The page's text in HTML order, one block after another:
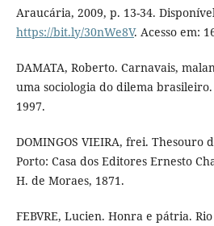
Araucária, 2009, p. 13-34.
https://bit.ly/30nWe8V. Acesso em:
DAMATA, Roberto. Carnavais,
uma sociologia do dilema brasileiro.
1997.
DOMINGOS VIEIRA, frei. Thesouro
Porto: Casa dos Editores Ernesto
H. de Moraes, 1871.
FEBVRE, Lucien. Honra e pátria.